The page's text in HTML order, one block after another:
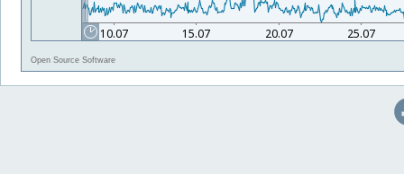
Open Source Software